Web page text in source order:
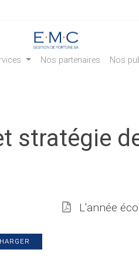
Nos partenaires Nos
stratégie
L'année